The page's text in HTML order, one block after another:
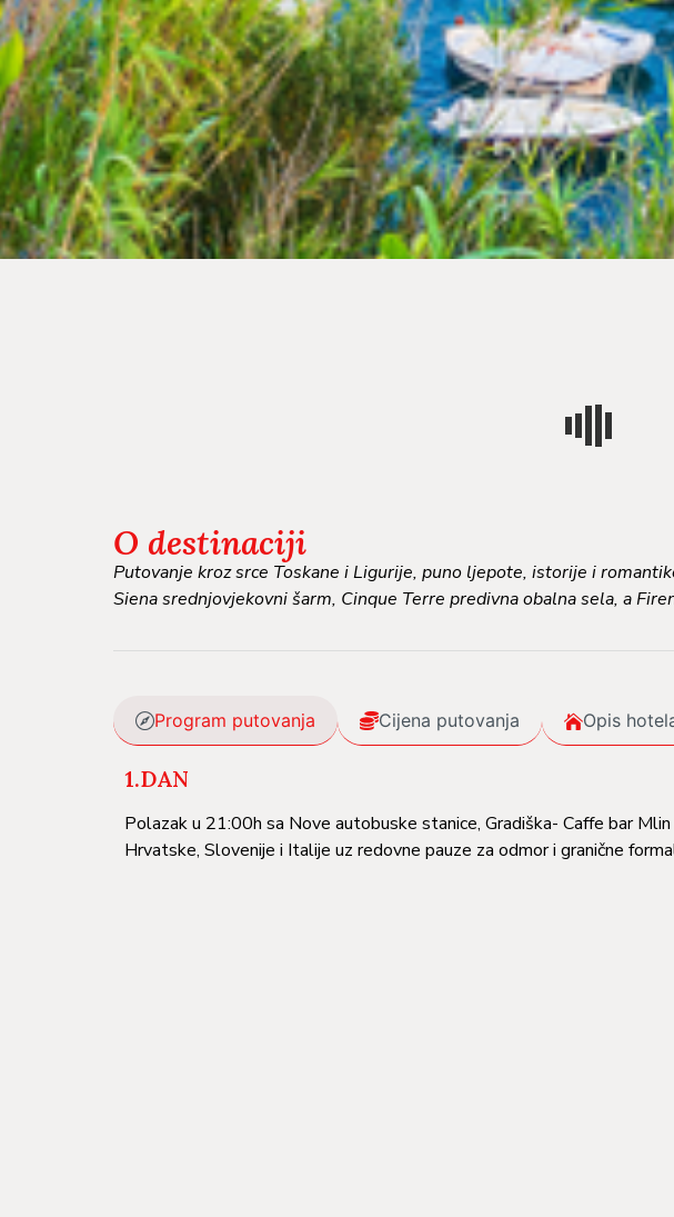
O destinaciji
Putovanje kroz srce Toskane i Ligurije, puno ljepote, istorije i
Siena srednjovjekovni šarm, Cinque Terre predivna obalna sela, a
Program putovanja Cijena putovanja Opis
1.DAN
Polazak u 21:00h sa Nove autobuske stanice, Gradiška- Caffe bar
Hrvatske, Slovenije i Italije uz redovne pauze za odmor i granične